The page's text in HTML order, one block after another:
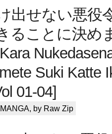
出せない悪役
ることに決め
Suki Katte
01-04]
, by Raw Zip